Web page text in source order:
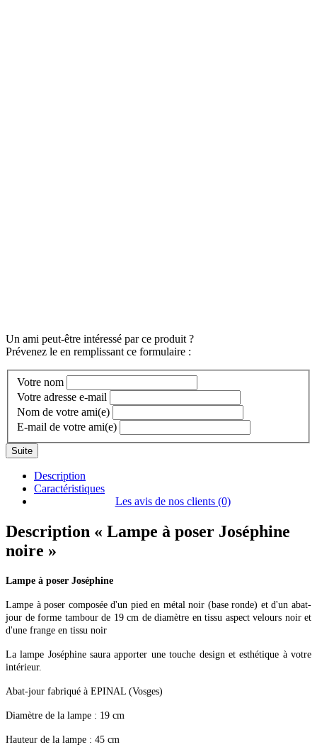
Un ami peut-être intéressé par ce produit ?
Prévenez le en remplissant ce formulaire :
Votre nom
Votre adresse e-mail
Nom de votre ami(e)
E-mail de votre ami(e)
Suite
Description
Caractéristiques
Les avis de nos clients (0)
Description « Lampe à poser Joséphine
noire »
Lampe à poser Joséphine
Lampe à poser composée d'un pied en métal noir (base ronde) et d'un abat-
jour de forme tambour de 19 cm de diamètre en tissu aspect velours noir et
d'une frange en tissu noir
La lampe Joséphine saura apporter une touche design et esthétique à votre
intérieur.
Abat-jour fabriqué à EPINAL (Vosges)
Diamètre de la lampe : 19 cm
Hauteur de la lampe : 45 cm